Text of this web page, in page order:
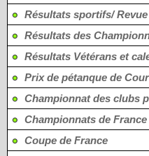
Résultats sportifs/
Résultats des
Résultats Vétérans et
Prix de pétanque de
Championnat des clubs
Championnats de France
Coupe de France